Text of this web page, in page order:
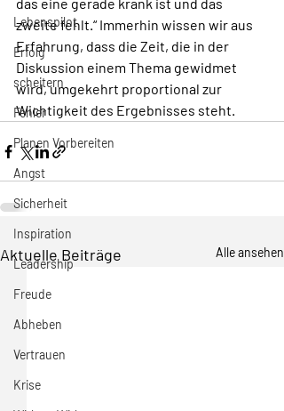
Lebenspilot
Erfolg
scheitern
Fehler
Planen Vorbereiten
Angst
Sicherheit
Inspiration
Leadership
Freude
Abheben
Vertrauen
Krise
zweite fehlt.“ Immerhin wissen wir aus
Erfahrung, dass die Zeit, die in der
Diskussion einem Thema gewidmet
wird, umgekehrt proportional zur
Wichtigkeit des Ergebnisses steht.
Aktuelle Beiträge Alle ansehen